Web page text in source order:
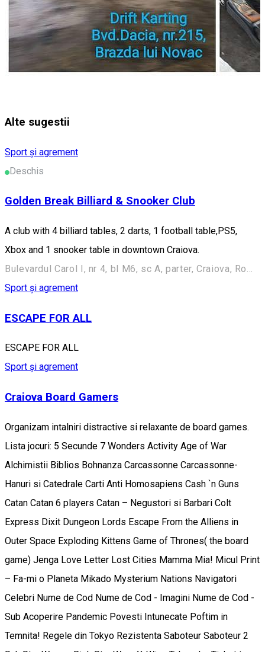
Alte sugestii
Sport și agrement
Deschis
Golden Break Billiard & Snooker Club
A club with 4 billiard tables, 2 darts, 1 football table,PS5,
Xbox and 1 snooker table in downtown Craiova.
Bulevardul Carol I, nr 4, bl M6, sc A, parter, Craiova, Romania
Sport și agrement
ESCAPE FOR ALL
ESCAPE FOR ALL
Sport și agrement
Craiova Board Gamers
Organizam intalniri distractive si relaxante de board games.
Lista jocuri: 5 Secunde 7 Wonders Activity Age of War
Alchimistii Biblios Bohnanza Carcassonne Carcassonne-
Hanuri si Catedrale Carti Anti Homosapiens Cash `n Guns
Catan Catan 6 players Catan – Negustori si Barbari Colt
Express Dixit Dungeon Lords Escape From the Alliens in
Outer Space Exploding Kittens Game of Thrones( the board
game) Jenga Love Letter Lost Cities Mamma Mia! Micul Print
– Fa-mi o Planeta Mikado Mysterium Nations Navigatori
Celebri Nume de Cod Nume de Cod - Imagini Nume de Cod -
Sub Acoperire Pandemic Povesti Intunecate Poftim in
Temnita! Regele din Tokyo Rezistenta Saboteur Saboteur 2